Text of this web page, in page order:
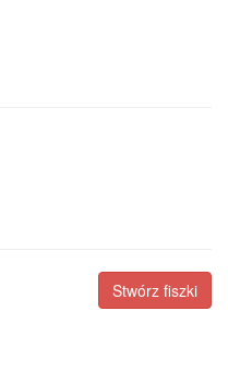
Stwórz fiszki